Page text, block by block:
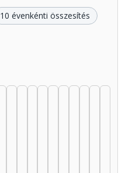
10 évenkénti összesítés